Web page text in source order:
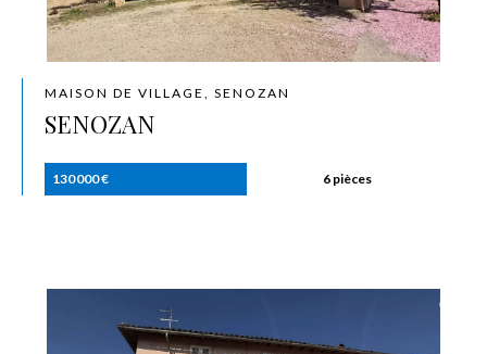
MAISON DE VILLAGE, SENOZAN
SENOZAN
130 000 € 6 pièces